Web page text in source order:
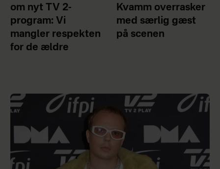
om nyt TV 2-
program: Vi
mangler respekten
for de ældre
Kvamm overrasker
med særlig gæst
på scenen